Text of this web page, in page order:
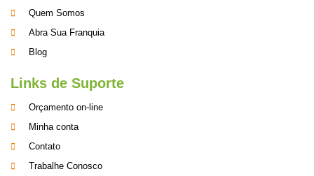
Quem Somos
Abra Sua Franquia
Blog
Links de Suporte
Orçamento on-line
Minha conta
Contato
Trabalhe Conosco